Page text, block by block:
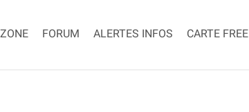
FORUM ALERTES INFOS CARTE FREE